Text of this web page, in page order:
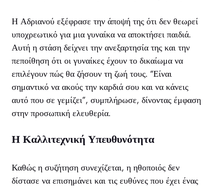
Η Αδριανού εξέφρασε την άποψή της ότι δεν θεωρεί
υποχρεωτικό για μια γυναίκα να αποκτήσει παιδιά.
Αυτή η στάση δείχνει την ανεξαρτησία της και την
πεποίθηση ότι οι γυναίκες έχουν το δικαίωμα να
επιλέγουν πώς θα ζήσουν τη ζωή τους. “Είναι
σημαντικό να ακούς την καρδιά σου και να κάνεις
αυτό που σε γεμίζει”, συμπλήρωσε, δίνοντας έμφαση
στην προσωπική ελευθερία.
Η Καλλιτεχνική Υπευθυνότητα
Καθώς η συζήτηση συνεχίζεται, η ηθοποιός δεν
δίστασε να επισημάνει και τις ευθύνες που έχει ένας